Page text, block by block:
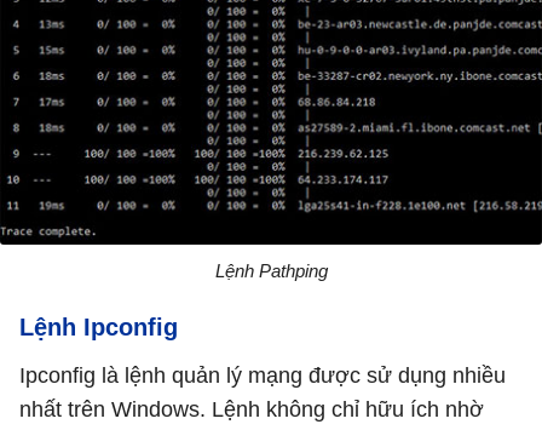
Lệnh Pathping
Lệnh Ipconfig
Ipconfig là lệnh quản lý mạng được sử dụng nhiều
nhất trên Windows. Lệnh không chỉ hữu ích nhờ